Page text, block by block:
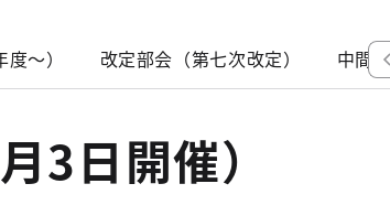
～） 改定部会（第七次改定） 中間
3日開催）